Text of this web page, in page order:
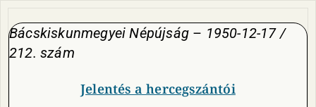
Bácskiskunmegyei Népújság – 1950-12-17 /
212. szám
Jelentés a hercegszántói